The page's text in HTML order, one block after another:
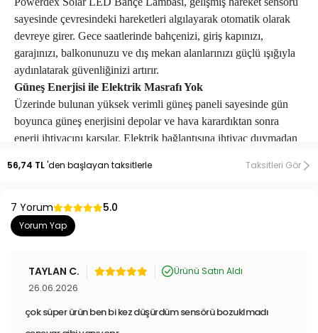
sayesinde çevresindeki hareketleri algılayarak otomatik olarak
devreye girer. Gece saatlerinde bahçenizi, giriş kapınızı,
garajınızı, balkonunuzu ve dış mekan alanlarınızı güçlü ışığıyla
aydınlatarak güvenliğinizi artırır.
Güneş Enerjisi ile Elektrik Masrafı Yok
Üzerinde bulunan yüksek verimli güneş paneli sayesinde gün
boyunca güneş enerjisini depolar ve hava karardıktan sonra
enerji ihtiyacını karşılar. Elektrik bağlantısına ihtiyaç duymadan
Çift Renkli Aydınlatma Teknolojisi
ışık desteğine de sahiptir. Beyaz ışık geniş alanları net bir şekilde
aydınlatırken, sarı ışık daha sıcak ve estetik bir ortam oluşturur.
Güvenlik ve dekoratif aydınlatmayı bir arada sunar.
Yüksek verimli LED çipleri sayesinde geniş alanlarda etkili
aydınlatma sağlar. Bahçe yolları, bina girişleri, veranda, teras ve
otopark gibi alanlarda üstün performans sunar.
56,74 TL'den başlayan taksitlerle Taksitleri Gör
7 Yorum 5.0
Yorum Yap
TAYLAN C. Ürünü Satın Aldı
26.06.2026
çok süper ürün ben bi kez düşürdüm sensörü bozuklmadı